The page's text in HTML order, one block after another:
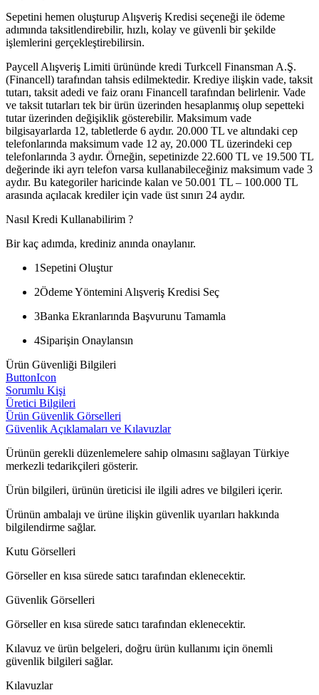
Sepetini hemen oluşturup Alışveriş Kredisi seçeneği ile ödeme
adımında taksitlendirebilir, hızlı, kolay ve güvenli bir şekilde
işlemlerini gerçekleştirebilirsin.
Paycell Alışveriş Limiti ürününde kredi Turkcell Finansman A.Ş.
(Financell) tarafından tahsis edilmektedir. Krediye ilişkin vade, taksit
tutarı, taksit adedi ve faiz oranı Financell tarafından belirlenir. Vade
ve taksit tutarları tek bir ürün üzerinden hesaplanmış olup sepetteki
tutar üzerinden değişiklik gösterebilir. Maksimum vade
bilgisayarlarda 12, tabletlerde 6 aydır. 20.000 TL ve altındaki cep
telefonlarında maksimum vade 12 ay, 20.000 TL üzerindeki cep
telefonlarında 3 aydır. Örneğin, sepetinizde 22.600 TL ve 19.500 TL
değerinde iki ayrı telefon varsa kullanabileceğiniz maksimum vade 3
aydır. Bu kategoriler haricinde kalan ve 50.001 TL – 100.000 TL
arasında açılacak krediler için vade üst sınırı 24 aydır.
Nasıl Kredi Kullanabilirim ?
Bir kaç adımda, krediniz anında onaylanır.
1 Sepetini Oluştur
2Ödeme Yöntemini Alışveriş Kredisi Seç
3Banka Ekranlarında Başvurunu Tamamla
4Siparişin Onaylansın
Ürün Güvenliği Bilgileri
ButtonIcon
Sorumlu Kişi
Üretici Bilgileri
Ürün Güvenlik Görselleri
Güvenlik Açıklamaları ve Kılavuzlar
Ürünün gerekli düzenlemelere sahip olmasını sağlayan Türkiye
merkezli tedarikçileri gösterir.
Ürün bilgileri, ürünün üreticisi ile ilgili adres ve bilgileri içerir.
Ürünün ambalajı ve ürüne ilişkin güvenlik uyarıları hakkında
bilgilendirme sağlar.
Kutu Görselleri
Görseller en kısa sürede satıcı tarafından eklenecektir.
Güvenlik Görselleri
Görseller en kısa sürede satıcı tarafından eklenecektir.
Kılavuz ve ürün belgeleri, doğru ürün kullanımı için önemli
güvenlik bilgileri sağlar.
Kılavuzlar